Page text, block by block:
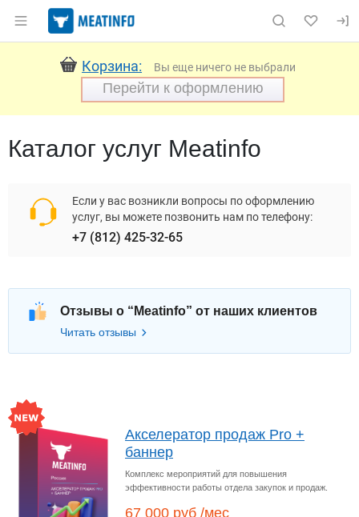
Раздел навигации по сайту meatinfo.ru
Корзина: Вы еще ничего не выбрали
Перейти к оформлению
Каталог услуг Meatinfo
Если у вас возникли вопросы по оформлению
услуг, вы можете позвонить нам по телефону:
+7 (812) 425-32-65
Отзывы о “Meatinfo” от наших клиентов
Читать отзывы
Акселератор продаж Pro +
баннер
Комплекс мероприятий для повышения
эффективности работы отдела закупок и продаж.
67 000 руб /мес